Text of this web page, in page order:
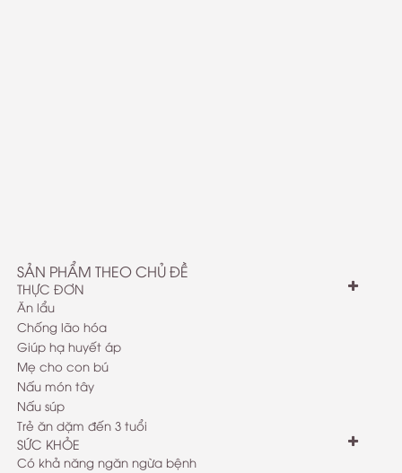
SẢN PHẨM THEO CHỦ ĐỀ
THỰC ĐƠN
Ăn lẩu
Chống lão hóa
Giúp hạ huyết áp
Mẹ cho con bú
Nấu món tây
Nấu súp
Trẻ ăn dặm đến 3 tuổi
SỨC KHỎE
Có khả năng ngăn ngừa bệnh